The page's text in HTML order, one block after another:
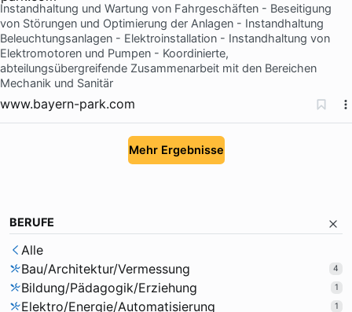
Instandhaltung und Wartung von Fahrgeschäften - Beseitigung
von Störungen und Optimierung der Anlagen - Instandhaltung
Beleuchtungsanlagen - Elektroinstallation - Instandhaltung von
Elektromotoren und Pumpen - Koordinierte,
abteilungsübergreifende Zusammenarbeit mit den Bereichen
Mechanik und Sanitär
www.bayern-park.com
Mehr Ergebnisse
BERUFE
Alle
Bau/Architektur/Vermessung
4
Bildung/Pädagogik/Erziehung 1
Elektro/Energie/Automatisierung 1